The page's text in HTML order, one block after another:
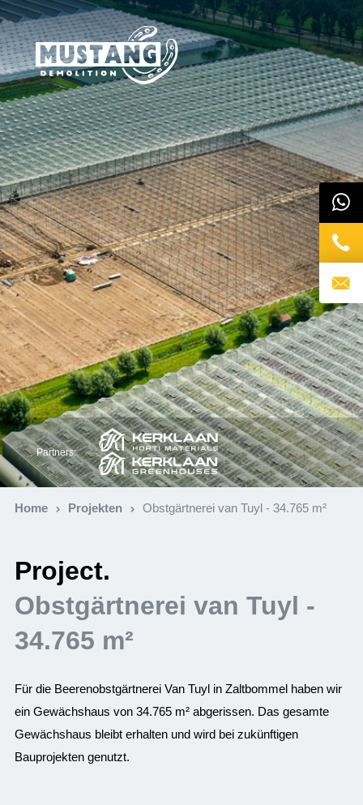
Partners:
Home Projekten Obstgärtnerei van Tuyl - 34.765 m²
Project.
Obstgärtnerei van Tuyl -
34.765 m²
Für die Beerenobstgärtnerei Van Tuyl in Zaltbommel haben wir
ein Gewächshaus von 34.765 m² abgerissen. Das gesamte
Gewächshaus bleibt erhalten und wird bei zukünftigen
Bauprojekten genutzt.